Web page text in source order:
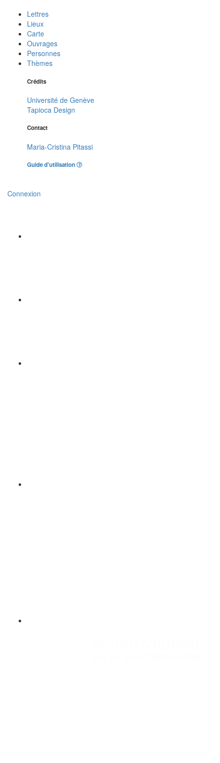
Lettres
Lieux
Carte
Ouvrages
Personnes
Thèmes
Crédits
Université de Genève
Tapioca Design
Contact
Maria-Cristina Pitassi
Guide d'utilisation
Connexion